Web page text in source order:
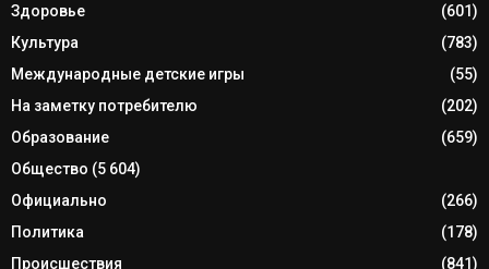
Здоровье
(601)
Культура
(783)
Международные детские игры
(55)
На заметку потребителю
(202)
Образование
(659)
Общество (5 604)
Официально
(266)
Политика
(178)
Происшествия
(841)